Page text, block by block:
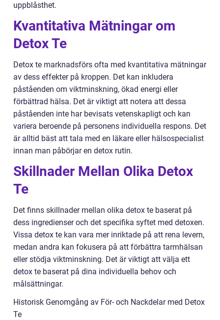
uppblåsthet.
Kvantitativa Mätningar om
Detox Te
Detox te marknadsförs ofta med kvantitativa mätningar
av dess effekter på kroppen. Det kan inkludera
påståenden om viktminskning, ökad energi eller
förbättrad hälsa. Det är viktigt att notera att dessa
påståenden inte har bevisats vetenskapligt och kan
variera beroende på personens individuella respons. Det
är alltid bäst att tala med en läkare eller hälsospecialist
innan man påbörjar en detox rutin.
Skillnader Mellan Olika Detox
Te
Det finns skillnader mellan olika detox te baserat på
dess ingredienser och det specifika syftet med detoxen.
Vissa detox te kan vara mer inriktade på att rena levern,
medan andra kan fokusera på att förbättra tarmhälsan
eller stödja viktminskning. Det är viktigt att välja ett
detox te baserat på dina individuella behov och
målsättningar.
Historisk Genomgång av För- och Nackdelar med Detox
Te